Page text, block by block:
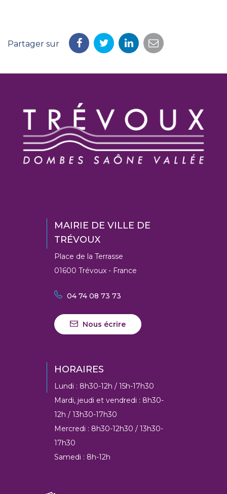
Partager sur
PartagerPartagerPartagerPartager
MAIRIE DE VILLE DE
TRÉVOUX
Place de la Terrasse
01600 Trévoux - France
04 74 08 73 73
Nous écrire
HORAIRES
Lundi : 8h30-12h / 15h-17h30
Mardi, jeudi et vendredi : 8h30-
12h / 13h30-17h30
Mercredi : 8h30-12h30 / 13h30-
17h30
Samedi : 8h-12h